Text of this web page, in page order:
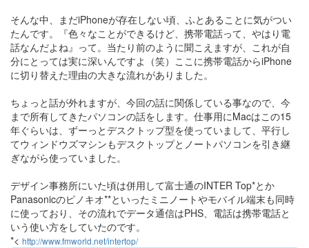
そんな中、まだiPhoneが存在しない頃、ふとあることに気がつい
たんです。『色々なことができるけど、携帯電話って、やはり電
話なんだよね』って。当たり前のように聞こえますが、これが自
分にとっては実に深いんですよ（笑）ここに携帯電話からiPhone
に切り替えた理由の大きな流れがありました。
ちょっと話が外れますが、今回の話に関係している事なので、今
まで所有してきたパソコンの話をします。仕事用にMacはこの15
年ぐらいは、ずーっとデスクトップ型を使っていまして、平行し
てウィンドウズマシンもデスクトップとノートパソコンを引き継
ぎながら使っていました。
デザイン事務所にいた頃は併用して富士通のINTER Top*とか
Panasonicのピノキオ**といったミニノートやモバイル端末も同時
に使っており、その流れでデータ通信はPHS、電話は携帯電話と
いう使い方をしていたのです。
*< http://www.fmworld.net/intertop/